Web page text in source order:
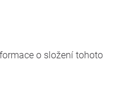
o složení tohoto